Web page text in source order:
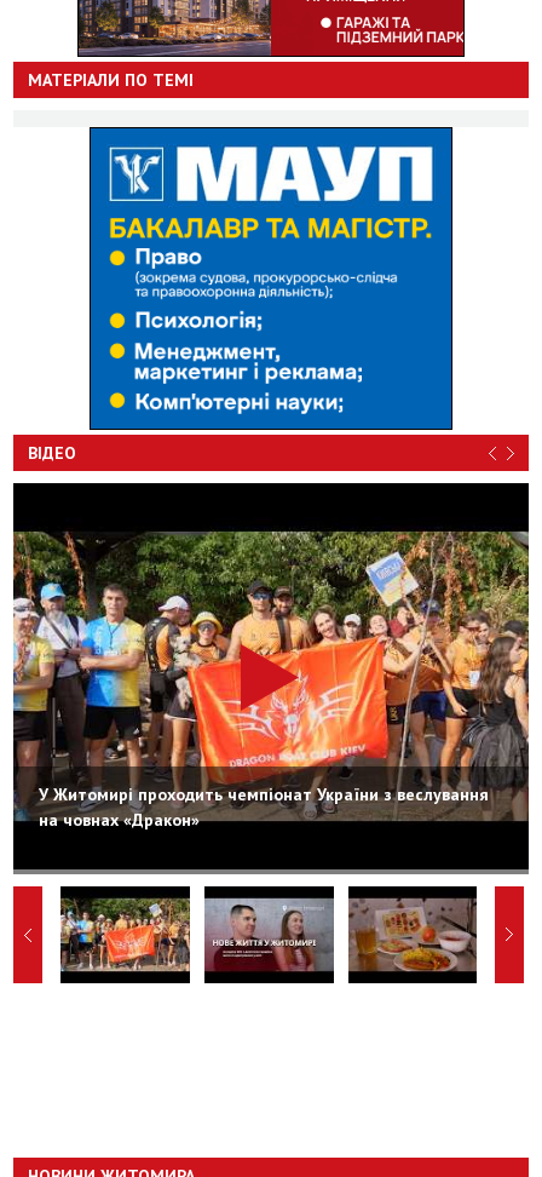
МАТЕРІАЛИ ПО ТЕМІ
ВІДЕО
У Житомирі проходить чемпіонат України з веслування
на човнах «Дракон»